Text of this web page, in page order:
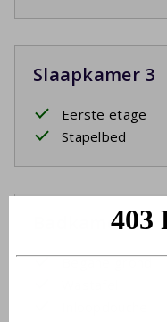
Slaapkamer 3
Eerste etage
Stapelbed
Badkamer 1